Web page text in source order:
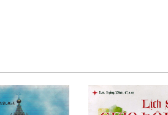
thứ II và thứ III
61
61